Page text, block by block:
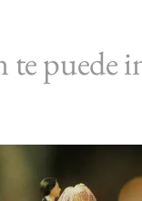
te puede